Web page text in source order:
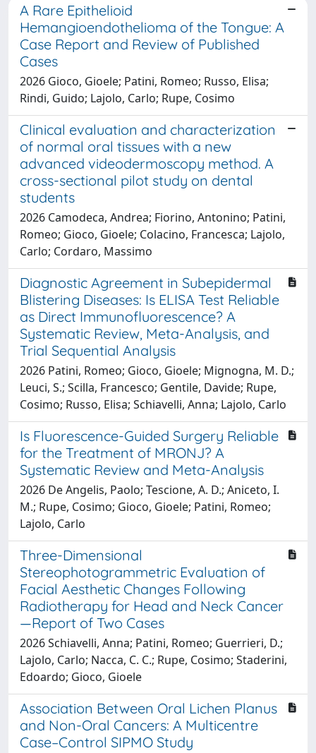
A Rare Epithelioid
Hemangioendothelioma of the Tongue: A
Case Report and Review of Published
Cases
2026 Gioco, Gioele; Patini, Romeo; Russo, Elisa;
Rindi, Guido; Lajolo, Carlo; Rupe, Cosimo
Clinical evaluation and characterization
of normal oral tissues with a new
advanced videodermoscopy method. A
cross-sectional pilot study on dental
students
2026 Camodeca, Andrea; Fiorino, Antonino; Patini,
Romeo; Gioco, Gioele; Colacino, Francesca; Lajolo,
Carlo; Cordaro, Massimo
Diagnostic Agreement in Subepidermal
Blistering Diseases: Is ELISA Test Reliable
as Direct Immunofluorescence? A
Systematic Review, Meta-Analysis, and
Trial Sequential Analysis
2026 Patini, Romeo; Gioco, Gioele; Mignogna, M. D.;
Leuci, S.; Scilla, Francesco; Gentile, Davide; Rupe,
Cosimo; Russo, Elisa; Schiavelli, Anna; Lajolo, Carlo
Is Fluorescence-Guided Surgery Reliable
for the Treatment of MRONJ? A
Systematic Review and Meta-Analysis
2026 De Angelis, Paolo; Tescione, A. D.; Aniceto, I.
M.; Rupe, Cosimo; Gioco, Gioele; Patini, Romeo;
Lajolo, Carlo
Three-Dimensional
Stereophotogrammetric Evaluation of
Facial Aesthetic Changes Following
Radiotherapy for Head and Neck Cancer
—Report of Two Cases
2026 Schiavelli, Anna; Patini, Romeo; Guerrieri, D.;
Lajolo, Carlo; Nacca, C. C.; Rupe, Cosimo; Staderini,
Edoardo; Gioco, Gioele
Association Between Oral Lichen Planus
and Non-Oral Cancers: A Multicentre
Case–Control SIPMO Study